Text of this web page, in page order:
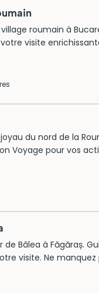
roumain à
visite
s
du nord de la
Voyage pour vos
prochain voyage.
de Bâlea à Făgăraș.
visite. Ne